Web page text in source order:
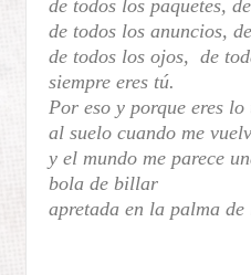
de todos los paquetes,
de todos los anuncios,
de todos los ojos, de
siempre eres tú.
Por eso y porque eres
al suelo cuando me
y el mundo me parece
bola de billar
apretada en la palma de